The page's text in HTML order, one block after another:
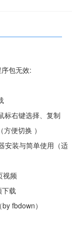
包无效:
标右键选择、复制
便切换 ）
安装与简单使用（适
视频
载
fbdown）